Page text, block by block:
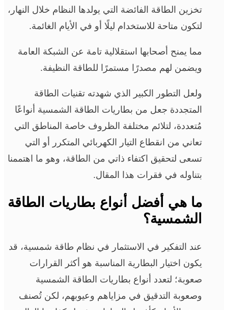
تخزين الطاقة الفائضة التي يولدها النظام خلال النهار،
لتكون متاحة للاستخدام ليلًا أو في الأيام الغائمة.
مما يمنح أصحابها استقلالية تامة عن الشبكة العامة
ويضمن لهم مصدرًا مستمرًا للطاقة النظيفة.
ولعل التطور الكبير الذي شهدته تقنيات الطاقة
المتجددة جعل من بطاريات الطاقة الشمسية أنواعًا
مُتعددة، لتلائم مختلفة الظروف خاصة المناطق التي
تعاني من انقطاع التيار الكهربائي المتكرر أو التي
تسعى لتحقيق اكتفاء ذاتي من الطاقة، وهو ما اهتممنا
بتناوله في فقرات هذا المقال.
ما هي أفضل أنواع بطاريات الطاقة
الشمسية؟
عند التفكير في الاستثمار في نظام طاقة شمسية، قد
يكون اختيار البطارية المناسبة هو أكثر القرارات
صعوبة؛ لتعدد أنواع بطاريات الطاقة الشمسية
وصعوبة التدقيق في مزاياهم وعيوبهم، لكن تُصنف